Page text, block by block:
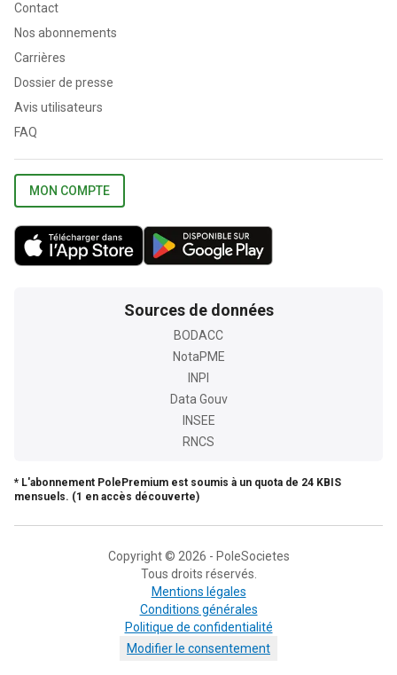
Contact
Nos abonnements
Carrières
Dossier de presse
Avis utilisateurs
FAQ
MON COMPTE
Sources de données
BODACC
NotaPME
INPI
Data Gouv
INSEE
RNCS
* L'abonnement PolePremium est soumis à un quota de 24 KBIS
mensuels. (1 en accès découverte)
Copyright © 2026 - PoleSocietes
Tous droits réservés.
Mentions légales
Conditions générales
Politique de confidentialité
Modifier le consentement